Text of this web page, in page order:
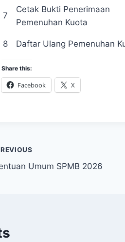
7
Cetak Bukti Penerimaan
Pemenuhan Kuota
8 Daftar Ulang Pemenuhan
Share this:
Facebook X
Umum SPMB 2026